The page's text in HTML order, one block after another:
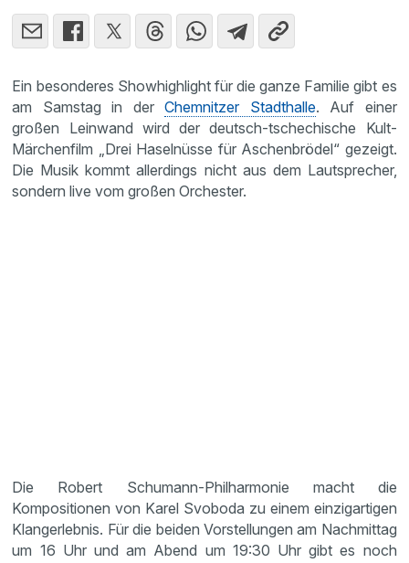
Ein besonderes Showhighlight für die ganze Familie gibt es
am Samstag in derChemnitzer Stadthalle. Auf einer
großen Leinwand wird der deutsch-tschechische Kult-
Märchenfilm „Drei Haselnüsse für Aschenbrödel“ gezeigt.
Die Musik kommt allerdings nicht aus dem Lautsprecher,
sondern live vom großen Orchester.
Die Robert Schumann-Philharmonie macht die
Kompositionen von Karel Svoboda zu einem einzigartigen
Klangerlebnis. Für die beiden Vorstellungen am Nachmittag
um 16 Uhr und am Abend um 19:30 Uhr gibt es noch